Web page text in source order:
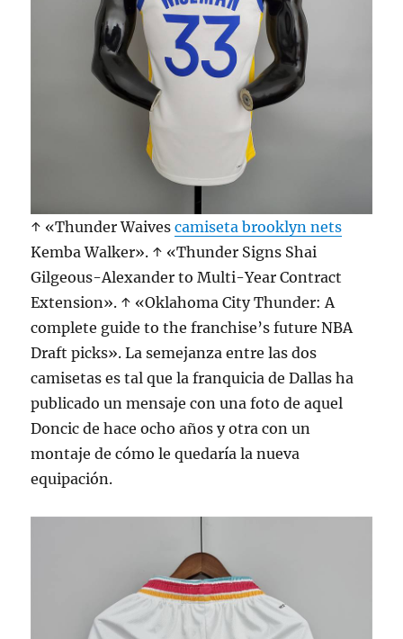
↑ «Thunder Waivescamiseta brooklyn nets
Kemba Walker». ↑ «Thunder Signs Shai
Gilgeous-Alexander to Multi-Year Contract
Extension». ↑ «Oklahoma City Thunder: A
complete guide to the franchise’s future NBA
Draft picks». La semejanza entre las dos
camisetas es tal que la franquicia de Dallas ha
publicado un mensaje con una foto de aquel
Doncic de hace ocho años y otra con un
montaje de cómo le quedaría la nueva
equipación.